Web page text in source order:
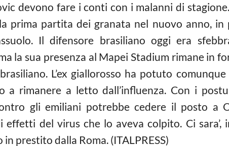
devono fare i conti con i malanni di
prima partita dei granata nel nuovo anno, in
Il difensore brasiliano oggi era
la sua presenza al Mapei Stadium rimane in
L’ex giallorosso ha potuto
a rimanere a letto dall’influenza. Con i
gli emiliani potrebbe cedere il posto a
effetti del virus che lo aveva colpito. Ci sara’,
prestito dalla Roma. (ITALPRESS)